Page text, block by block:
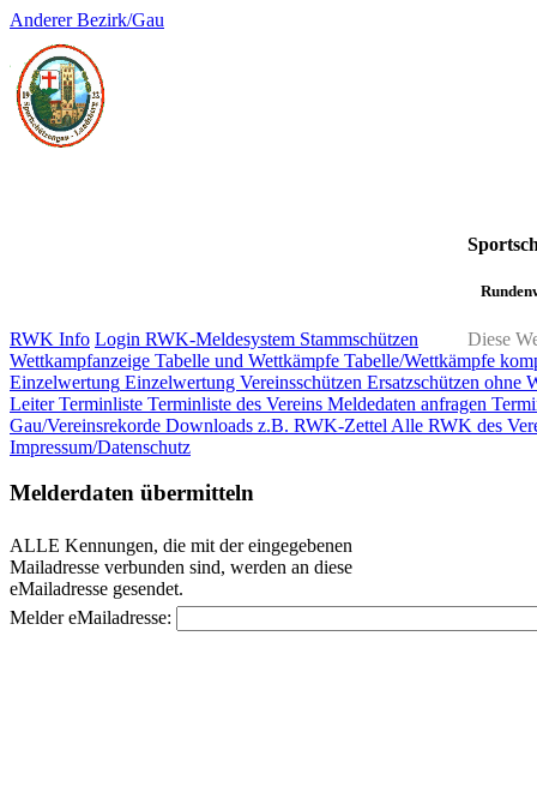
Anderer Bezirk/Gau
Diese
RWK Info Login RWK-Meldesystem Stammschützen
Wettkampfanzeige Tabelle und Wettkämpfe Tabelle/Wettkämpfe
Einzelwertung Einzelwertung Vereinsschützen Ersatzschützen ohne
LeiterTerminliste Terminliste des Vereins Meldedaten anfragen
Gau/Vereinsrekorde Downloads z.B. RWK-Zettel Alle RWK des
Impressum/Datenschutz
Melderdaten übermitteln
ALLE Kennungen, die mit der eingegebenen
Mailadresse verbunden sind, werden an diese
eMailadresse gesendet.
Melder eMailadresse: